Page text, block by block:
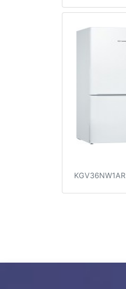
KGV36NW1AR